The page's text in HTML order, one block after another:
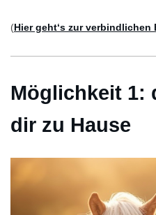
(Hier geht‘s zur verbindlichen
Möglichkeit 1:
dir zu Hause